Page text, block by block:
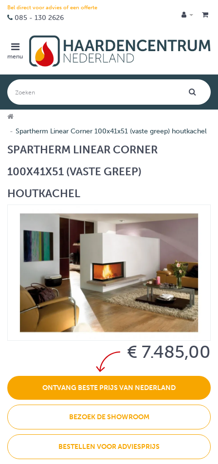
Bel direct voor advies of een offerte
085 - 130 2626
menu
Spartherm Linear Corner 100x41x51 (vaste greep) houtkachel
SPARTHERM LINEAR CORNER
100X41X51 (VASTE GREEP)
HOUTKACHEL
€ 7.485,00
ONTVANG BESTE PRIJS VAN NEDERLAND
BEZOEK DE SHOWROOM
BESTELLEN VOOR ADVIESPRIJS